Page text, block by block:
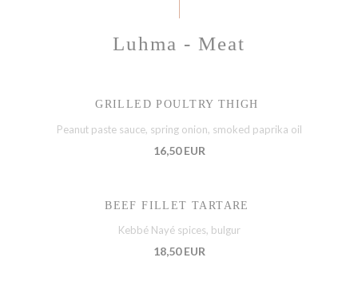
Luhma - Meat
GRILLED POULTRY THIGH
Peanut paste sauce, spring onion, smoked paprika oil
16,50 EUR
BEEF FILLET TARTARE
Kebbé Nayé spices, bulgur
18,50 EUR